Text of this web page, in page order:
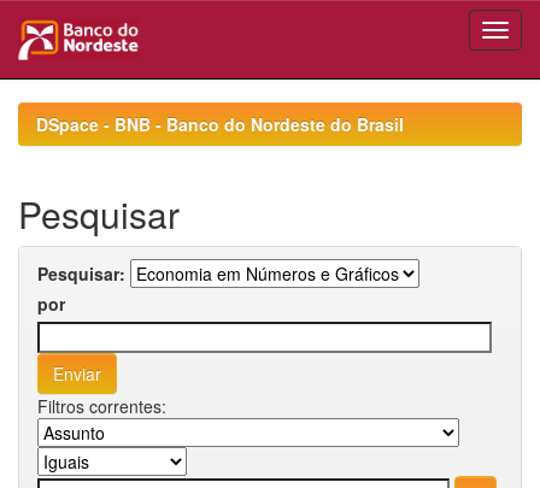
navigationDSpace - BNB - Banco do Nordeste do Brasil
Pesquisar
Pesquisar:
por
Filtros correntes: